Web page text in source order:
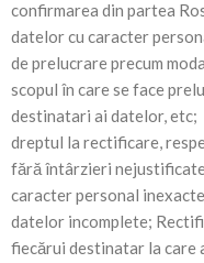
confirmarea din partea
datelor cu caracter
de prelucrare precum
scopul în care se face
destinatari ai datelor, etc;
dreptul la rectificare,
fără întârzieri
caracter personal
datelor incomplete;
fiecărui destinatar la care